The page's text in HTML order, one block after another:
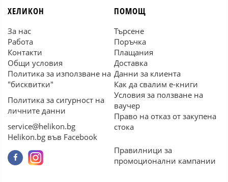
ХЕЛИКОН
За нас
Работа
Контакти
Общи условия
Политика за използване на
"бисквитки"
Политика за сигурност на
личните данни
service@helikon.bg
Helikon.bg във Facebook
ПОМОЩ
Търсене
Поръчка
Плащания
Доставка
Данни за клиента
Как да свалим е-книги
Условия за ползване на
ваучер
Право на отказ от закупена
стока
Правилници за
промоционални кампании